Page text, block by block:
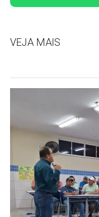
VEJA MAIS